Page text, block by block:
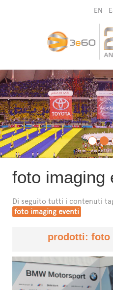
EN
IL GRUPPO
NEWSLETTER
CONTATTI
foto imaging
Di seguito tutti i contenuti
foto imaging eventi
prodotti: foto